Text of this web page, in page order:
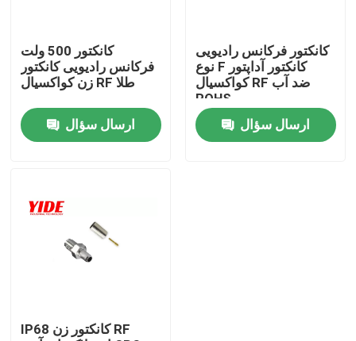
اتصال دهنده ماشین برقی
اتصال دوچرخه E
کانکتور باتری Ebike
شمع شارژ EV
کانکتور 500 ولت
فرکانس رادیویی کانکتور
زن کواکسیال RF طلا
ارسال سؤال
کانکتور فرکانس رادیویی
نوع F کانکتور آداپتور
کواکسیال RF ضد آب
ROHS
ارسال سؤال
IP68 کانکتور زن RF